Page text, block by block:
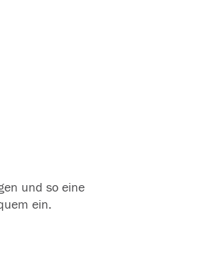
und so eine
ein.